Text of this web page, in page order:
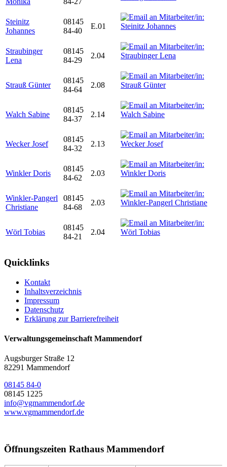
Steinitz
Johannes
08145
84-40
E.01
Straubinger
Lena
08145
84-29
2.04
Strauß Günter
08145
84-64
2.08
Walch Sabine
08145
84-37
2.14
Wecker Josef
08145
84-32
2.13
Winkler Doris
08145
84-62
2.03
Winkler-Pangerl
Christiane
08145
84-68
2.03
Wörl Tobias
08145
84-21
2.04
Quicklinks
Kontakt
Inhaltsverzeichnis
Impressum
Datenschutz
Erklärung zur Barrierefreiheit
Verwaltungsgemeinschaft Mammendorf
Augsburger Straße 12
82291 Mammendorf
08145 84-0
08145 1225
info@vgmammendorf.de
www.vgmammendorf.de
Öffnungszeiten Rathaus Mammendorf